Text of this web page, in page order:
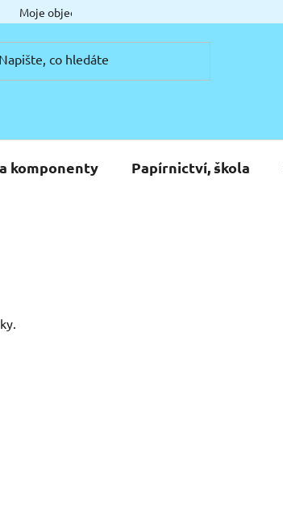
Moje objednávka
komponenty Papírnictví, škola